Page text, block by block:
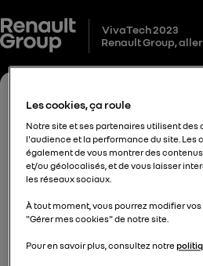
VivaTech 2023
Renault Group,
Les cookies, ça roule
Notre site et ses partenaires utilisent des
l'audience et la performance du site. Les
également de vous montrer des
et/ou géolocalisés, et de vous laisser
les réseaux sociaux.
À tout moment, vous pourrez modifier
"Gérer mes cookies" de notre site.
Pour en savoir plus, consultez notre